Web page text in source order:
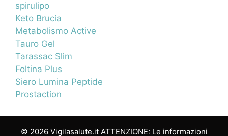
spirulipo
Keto Brucia
Metabolismo Active
Tauro Gel
Tarassac Slim
Foltina Plus
Siero Lumina Peptide
Prostaction
© 2026 Vigilasalute.it ATTENZIONE: Le informazioni